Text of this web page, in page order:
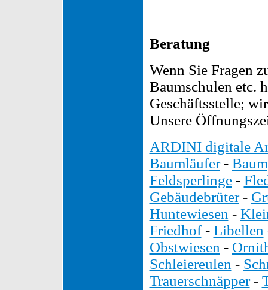
Beratung
Wenn Sie Fragen
Baumschulen etc.
Geschäftsstelle;
Unsere
ARDINI digitale
Baumläufer-
Feldsperlinge-
Gebäudebrüter-
Huntewiesen -
Friedhof- Libellen
Obstwiesen -
Schleiereulen -
Trauerschnäpper-